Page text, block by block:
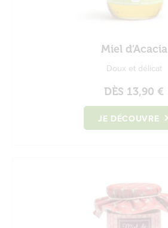
Miel d’Acacia
Doux et délicat
DÈS 13,90 €
JE DÉCOUVRE